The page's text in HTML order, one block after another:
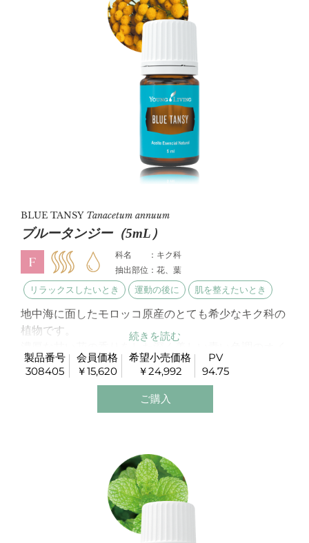
BLUE TANSY Tanacetum annuum
ブルータンジー（5mL）
科名 ：キク科
抽出部位：花、葉
リラックスしたいとき 運動の後に 肌を整えたいとき
地中海に面したモロッコ原産のとても希少なキク科の
植物です。
ルです。
スキンケア製品にもよく使われています。
製品番号
308405
会員価格
￥15,620
希望小売価格
￥24,992
PV
94.75
ご購入